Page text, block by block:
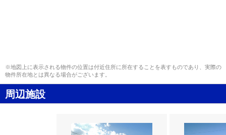
※地図上に表示される物件の位置は付近住所に所在することを表すものであり、実際の
物件所在地とは異なる場合がございます。
周辺施設